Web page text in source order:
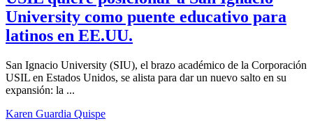
Empresas
31/05/2026_17:15
USIL quiere posicionar a San Ignacio
University como puente educativo para
latinos en EE.UU.